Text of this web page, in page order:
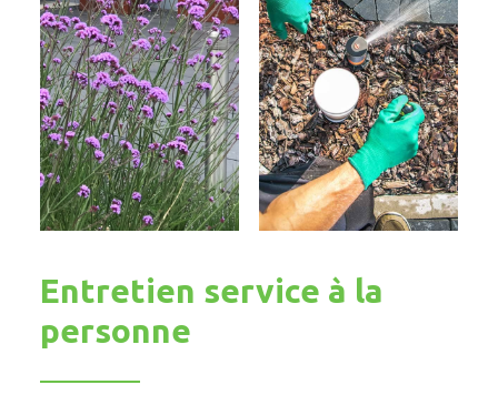
Demande de devis
Entretien service à la
personne